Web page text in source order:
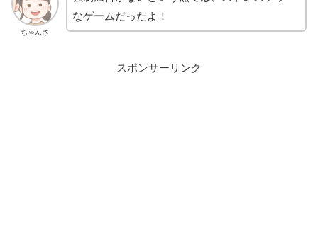
ちゃんさ
なゲームだったよ！
スポンサーリンク